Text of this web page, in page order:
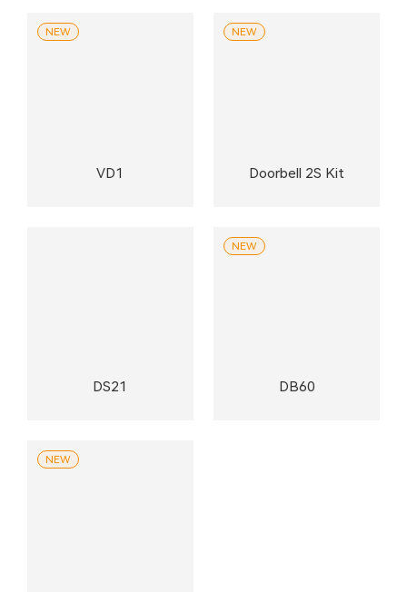
VD1
NEW
Doorbell 2S Kit
NEW
DS21 DB60
NEW
NEW